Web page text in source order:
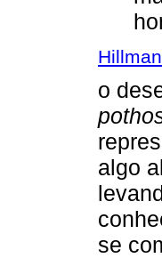
o
algo
se